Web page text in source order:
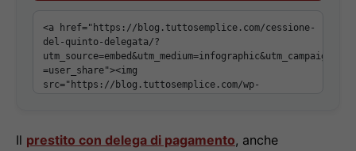
Il prestito con delega di pagamento, anche